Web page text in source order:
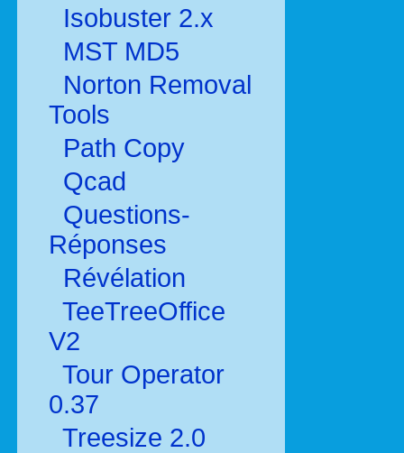
Isobuster 2.x
MST MD5
Norton Removal
Tools
Path Copy
Qcad
Questions-
Réponses
Révélation
TeeTreeOffice
V2
Tour Operator
0.37
Treesize 2.0